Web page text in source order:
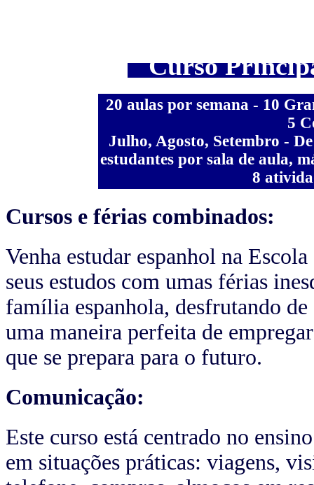
Curso
20 aulas por semana - 10
5
Julho, Agosto, Setembro -
estudantes por sala de aula,
8
Cursos e férias combinados:
Venha estudar espanhol na
seus estudos com umas férias
família espanhola, desfrutando
uma maneira perfeita de
que se prepara para o futuro.
Comunicação:
Este curso está centrado no
em situações práticas: viagens,